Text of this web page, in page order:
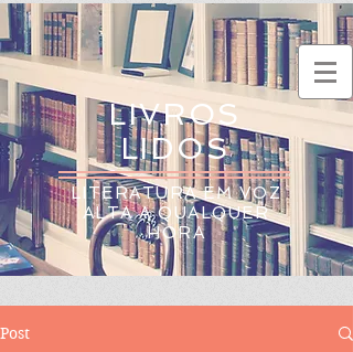
LIVROS
LIDOS
LITERATURA EM VOZ
ALTA A QUALQUER
HORA
Post